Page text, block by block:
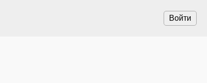
Войти